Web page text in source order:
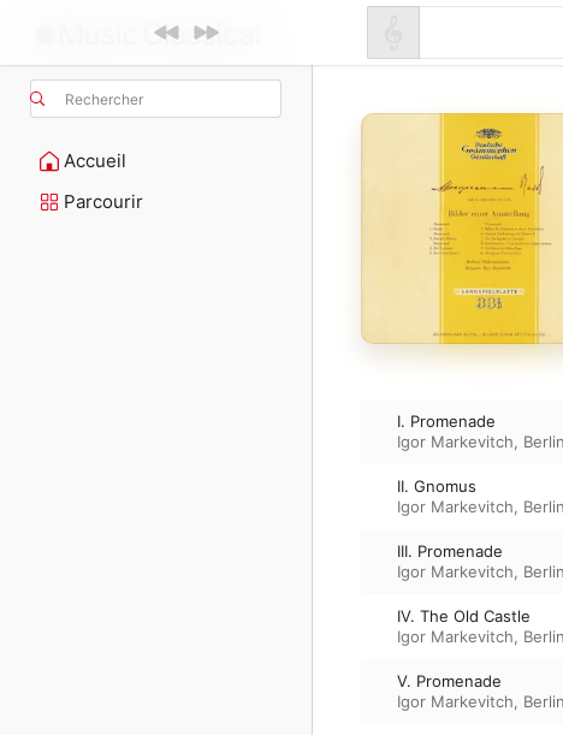
Rechercher
Accueil
Parcourir
I. Promenade
Igor Markevitch,
II. Gnomus
Igor Markevitch,
III. Promenade
Igor Markevitch,
IV. The Old Castle
Igor Markevitch,
V. Promenade
Igor Markevitch,